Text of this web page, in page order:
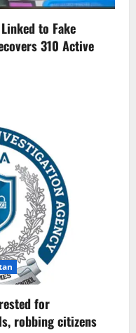
to Fake
310 Active
for
robbing citizens